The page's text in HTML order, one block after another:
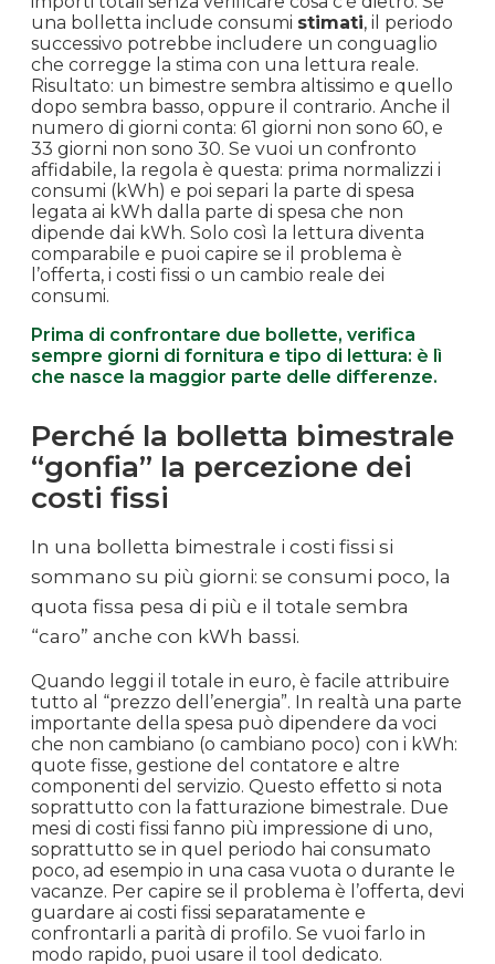
una bolletta include consumi stimati, il periodo
successivo potrebbe includere un conguaglio
che corregge la stima con una lettura reale.
Risultato: un bimestre sembra altissimo e quello
dopo sembra basso, oppure il contrario. Anche il
numero di giorni conta: 61 giorni non sono 60, e
33 giorni non sono 30. Se vuoi un confronto
affidabile, la regola è questa: prima normalizzi i
consumi (kWh) e poi separi la parte di spesa
legata ai kWh dalla parte di spesa che non
dipende dai kWh. Solo così la lettura diventa
comparabile e puoi capire se il problema è
l’offerta, i costi fissi o un cambio reale dei
consumi.
Prima di confrontare due bollette, verifica
sempre giorni di fornitura e tipo di lettura: è lì
che nasce la maggior parte delle differenze.
Perché la bolletta bimestrale
“gonfia” la percezione dei
costi fissi
In una bolletta bimestrale i costi fissi si
sommano su più giorni: se consumi poco, la
quota fissa pesa di più e il totale sembra
“caro” anche con kWh bassi.
Quando leggi il totale in euro, è facile attribuire
tutto al “prezzo dell’energia”. In realtà una parte
importante della spesa può dipendere da voci
che non cambiano (o cambiano poco) con i kWh:
quote fisse, gestione del contatore e altre
componenti del servizio. Questo effetto si nota
soprattutto con la fatturazione bimestrale. Due
mesi di costi fissi fanno più impressione di uno,
soprattutto se in quel periodo hai consumato
poco, ad esempio in una casa vuota o durante le
vacanze. Per capire se il problema è l’offerta, devi
guardare ai costi fissi separatamente e
confrontarli a parità di profilo. Se vuoi farlo in
modo rapido, puoi usare il tool dedicato.